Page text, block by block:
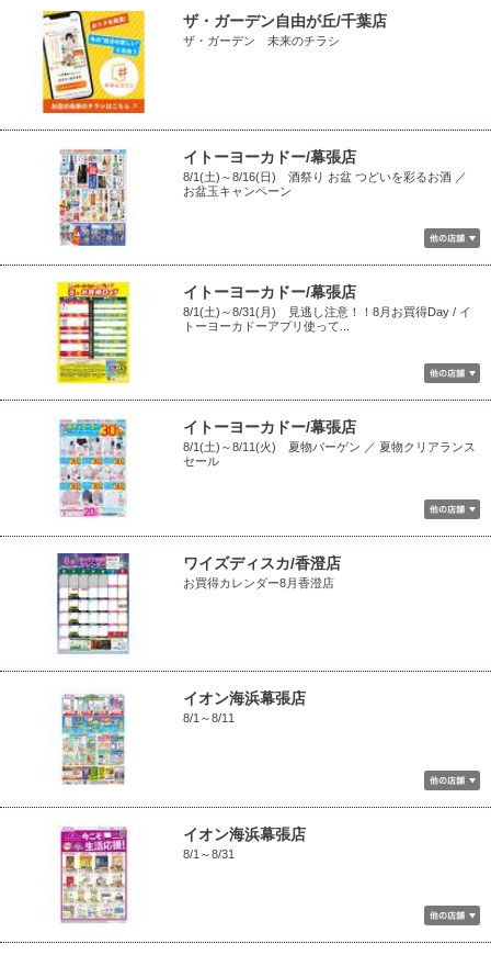
ザ・ガーデン自由が丘/千葉店
ザ・ガーデン 未来のチラシ
イトーヨーカドー/幕張店
8/1(土)～8/16(日) 酒祭り お盆 つどいを彩るお酒 ／
お盆玉キャンペーン
イトーヨーカドー/幕張店
8/1(土)～8/31(月) 見逃し注意！！8月お買得Day / イ
トーヨーカドーアプリ使って...
イトーヨーカドー/幕張店
8/1(土)～8/11(火) 夏物バーゲン ／ 夏物クリアランス
セール
ワイズディスカ/香澄店
お買得カレンダー8月香澄店
イオン海浜幕張店
8/1～8/11
イオン海浜幕張店
8/1～8/31